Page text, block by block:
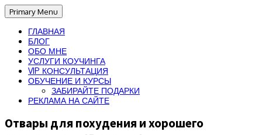
Primary Menu
ГЛАВНАЯ
БЛОГ
ОБО МНЕ
УСЛУГИ КОУЧИНГА
VIP КОНСУЛЬТАЦИЯ
ОБУЧЕНИЕ И КУРСЫ
ЗАБИРАЙТЕ ПОДАРКИ
РЕКЛАМА НА САЙТЕ
Отвары для похудения и хорошего